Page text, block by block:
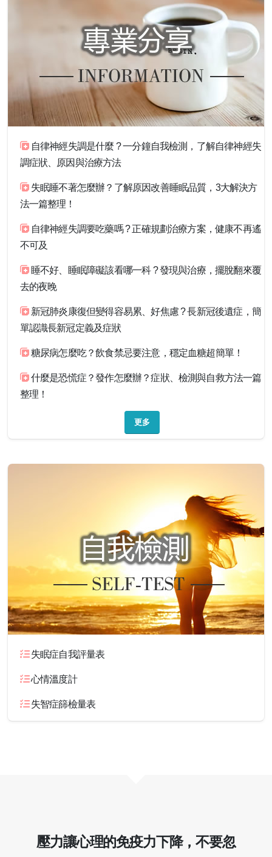
自律神經失調是什麼 ? 一分鐘自我檢測，了解自律神經失
調症狀、原因與治療方法
失眠睡不著怎麼辦？了解原因改善睡眠品質，3大解決方
法一篇整理！
自律神經失調要吃藥嗎 ? 正確規劃治療方案，健康不再遙
不可及
睡不好、睡眠障礙該看哪一科 ? 發現與治療，擺脫翻來覆
去的夜晚
新冠肺炎康復但變得容易累、好焦慮 ? 長新冠後遺症，簡
單認識長新冠定義及症狀
糖尿病怎麼吃？飲食禁忌要注意，穩定血糖超簡單！
什麼是恐慌症？發作怎麼辦？症狀、檢測與自救方法一篇
整理！
更多
失眠症自我評量表
心情溫度計
失智症篩檢量表
壓力讓心理的免疫力下降，不要忽